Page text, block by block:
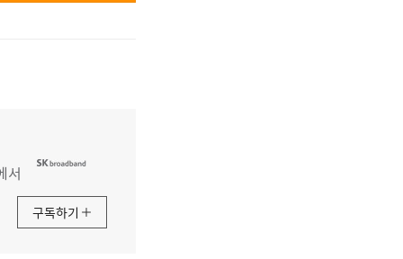
서
구독하기